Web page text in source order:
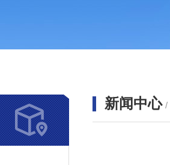
新闻中心 /